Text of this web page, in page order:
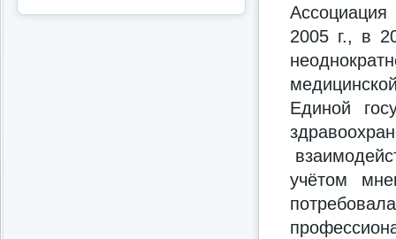
2005 г., в
Единой
учётом